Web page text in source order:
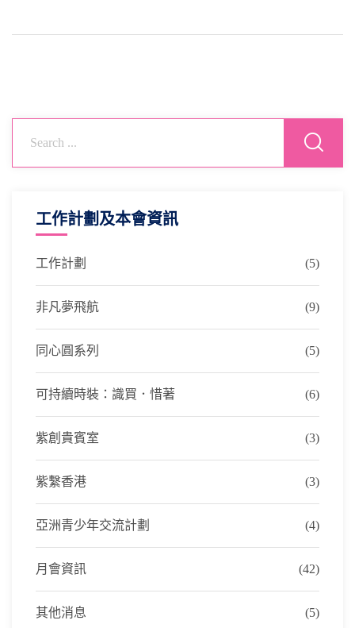
工作計劃及本會資訊
工作計劃 (5)
非凡夢飛航 (9)
同心圓系列 (5)
可持續時裝：識買．惜著 (6)
紫創貴賓室 (3)
紫繫香港 (3)
亞洲青少年交流計劃 (4)
月會資訊 (42)
其他消息 (5)